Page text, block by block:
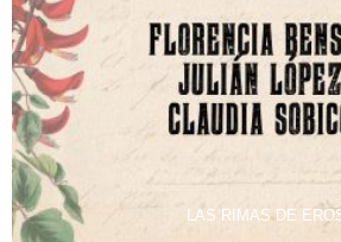
LAS RIMAS DE